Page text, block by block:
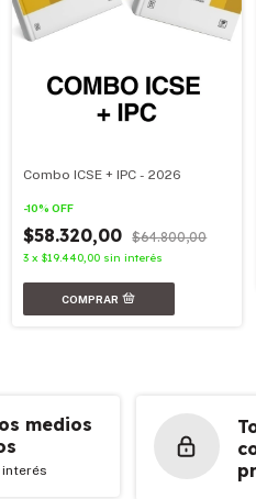
Combo ICSE + IPC - 2026
-10%OFF
$58.320,00 $64.800,00
3 x$19.440,00 sin interés
medios
interés